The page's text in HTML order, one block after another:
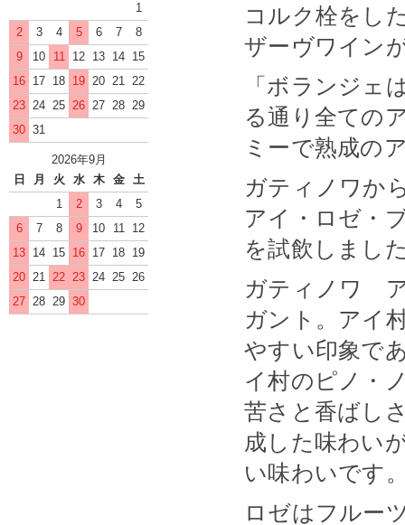
コルク栓をし
ザーヴワイン
「ボランジェ
る通り全ての
ミーで熟成の
ガティノワか
アイ・ロゼ・
を試飲しまし
ガティノワ
ガント。アイ
やすい印象で
イ村のピノ・
苦さと香ばし
成した味わい
い味わいです
ロゼはフルー
1
2
3 4 5 6 7
8
9
10 11 12 13 14 15
16 17 18 19 20 21 22
23 24 25 26 27 28 29
30 31
2026年9月
日
月 火 水 木 金
土
1
2 3 4
5
6
7 8 9 10 11
12
13 14 15 16 17 18 19
20 21 22 23 24 25 26
27 28 29 30